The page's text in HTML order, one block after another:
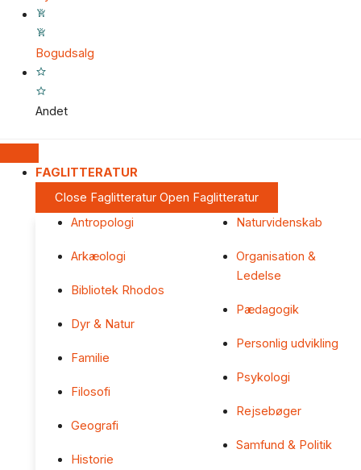
Bogudsalg
Andet
FAGLITTERATUR
Close Faglitteratur Open Faglitteratur
Antropologi
Arkæologi
Bibliotek Rhodos
Dyr & Natur
Familie
Filosofi
Geografi
Historie
Naturvidenskab
Organisation &
Ledelse
Pædagogik
Personlig udvikling
Psykologi
Rejsebøger
Samfund & Politik